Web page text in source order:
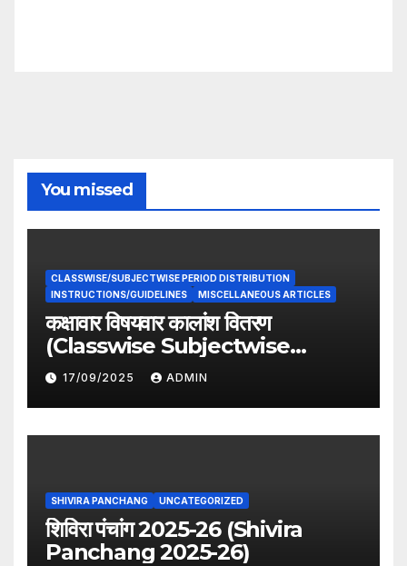
You missed
CLASSWISE/SUBJECTWISE PERIOD DISTRIBUTION
INSTRUCTIONS/GUIDELINES
MISCELLANEOUS ARTICLES
कक्षावार विषयवार कालांश वितरण
(Classwise Subjectwise
period distribution)
17/09/2025 ADMIN
SHIVIRA PANCHANG UNCATEGORIZED
शिविरा पंचांग 2025-26 (Shivira
Panchang 2025-26)